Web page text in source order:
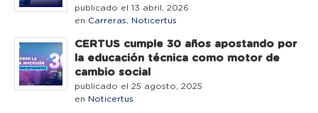
publicado el 13 abril, 2026
en Carreras, Noticertus
CERTUS cumple 30 años apostando por
la educación técnica como motor de
cambio social
publicado el 25 agosto, 2025
en Noticertus